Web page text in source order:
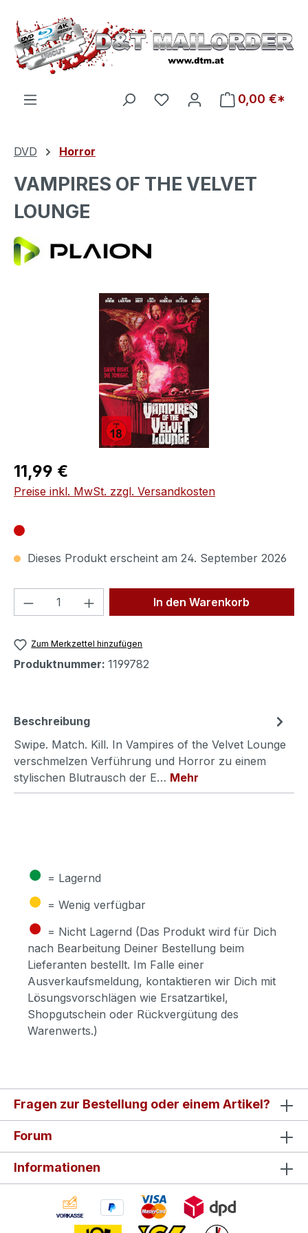
Zum Hauptinhalt springen
Du hast 0 Produkte auf
0,00 €*
DVD Horror
VAMPIRES OF THE VELVET
LOUNGE
Bildergalerie überspringen
Regulärer Preis:
11,99 €
Preise inkl. MwSt. zzgl. Versandkosten
Dieses Produkt erscheint am 24. September 2026
Produkt Anzahl: Gib denIn den Warenkorb
Zum Merkzettel hinzufügen
Produktnummer: 1199782
Beschreibung
Swipe. Match. Kill. In Vampires of the Velvet Lounge
verschmelzen Verführung und Horror zu einem
stylischen Blutrausch der E… Mehr
● = Lagernd
● = Wenig verfügbar
● = Nicht Lagernd (Das Produkt wird für Dich
nach Bearbeitung Deiner Bestellung beim
Lieferanten bestellt. Im Falle einer
Ausverkaufsmeldung, kontaktieren wir Dich mit
Lösungsvorschlägen wie Ersatzartikel,
Shopgutschein oder Rückvergütung des
Warenwerts.)
Fragen zur Bestellung oder einem Artikel?
Forum
Informationen